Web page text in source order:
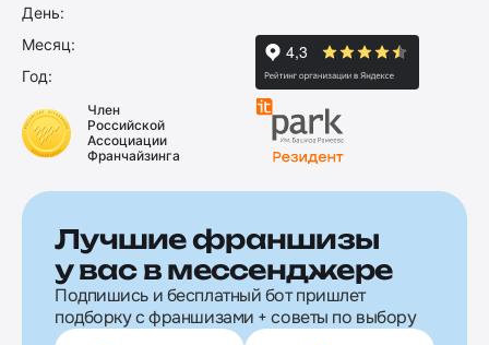
День:
Месяц:
Год:
Член
Российской
Ассоциации
Франчайзинга
Лучшие франшизы
у вас в мессенджере
Подпишись и бесплатный бот пришлет
подборку с франшизами + советы по выбору